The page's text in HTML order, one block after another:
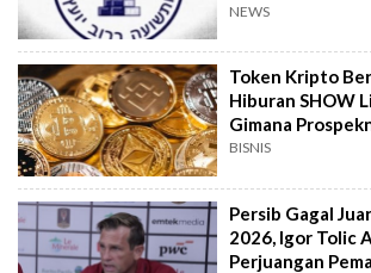
NEWS
Token Kripto
Hiburan SHOW
Gimana
BISNIS
Persib Gagal
2026, Igor Tolic
Perjuangan